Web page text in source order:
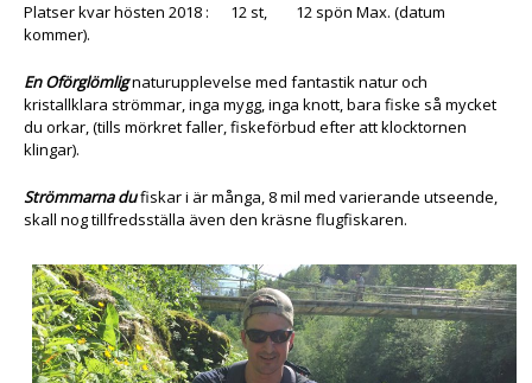
Platser kvar hösten 2018 : 12 st, 12 spön Max. (datum
kommer).
En Oförglömlignaturupplevelse med fantastik natur och
kristallklara strömmar, inga mygg, inga knott, bara fiske så mycket
du orkar, (tills mörkret faller, fiskeförbud efter att klocktornen
klingar).
Strömmarna dufiskar i är många, 8 mil med varierande utseende,
skall nog tillfredsställa även den kräsne flugfiskaren.